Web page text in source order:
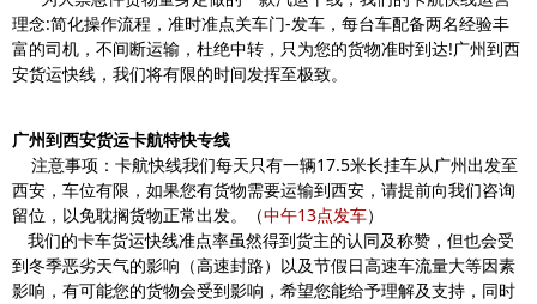
理念:简化操作流程，准时准点关车门-发车，每台车配备两名经验丰
富的司机，不间断运输，杜绝中转，只为您的货物准时到达!广州到西
安货运快线，我们将有限的时间发挥至极致。
广州到西安货运卡航特快专线
注意事项：卡航快线我们每天只有一辆17.5米长挂车从广州出发至
西安，车位有限，如果您有货物需要运输到西安，请提前向我们咨询
留位，以免耽搁货物正常出发。（中午13点发车）
我们的卡车货运快线准点率虽然得到货主的认同及称赞，但也会受
到冬季恶劣天气的影响（高速封路）以及节假日高速车流量大等因素
影响，有可能您的货物会受到影响，希望您能给予理解及支持，同时